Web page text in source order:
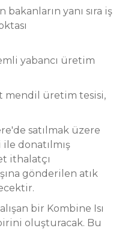
yanı sıra iş
yabancı üretim
mendil üretim tesisi,
satılmak üzere
donatılmış
ithalatçı
gönderilen atık
bir Kombine Isı
oluşturacak. Bu